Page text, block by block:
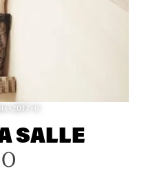
2017-6
SALLE